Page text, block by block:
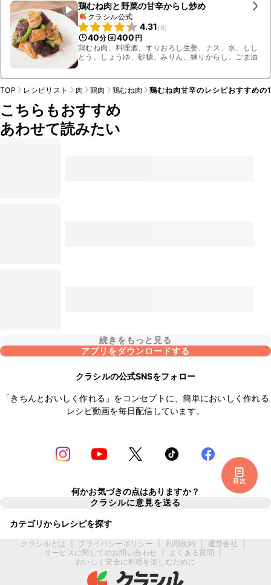
鶏むね肉と野菜の甘辛からし炒め
クラシル公式
4.31(8)
40分 400 円
鶏むね肉、料理酒、すりおろし生姜、ナス、水、しし
とう、しょうゆ、砂糖、みりん、練りからし、ごま油
目次
TOP レシピリスト 肉 鶏肉 鶏むね肉 鶏むね肉甘辛のレシピおすすめの
こちらもおすすめ
あわせて読みたい
続きをもっと見る
アプリをダウンロードする
クラシルの公式SNSをフォロー
「きちんとおいしく作れる」をコンセプトに、簡単においしく作れる
レシピ動画を毎日配信しています。
何かお気づきの点はありますか？
クラシルに意見を送る
カテゴリからレシピを探す
クラシルとは プライバシーポリシー 利用規約 運営会社
サービスに関してのお問い合わせ
よくある質問
おいしく安全に料理を楽しむために